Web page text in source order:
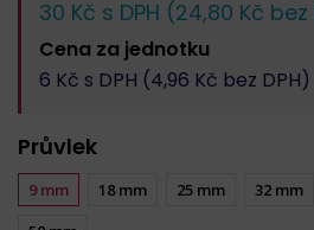
30 Kč s DPH (24,80 Kč bez
Cena za jednotku
6 Kč s DPH (4,96 Kč bez DPH)
Průvlek
9 mm 18 mm 25 mm 32 mm